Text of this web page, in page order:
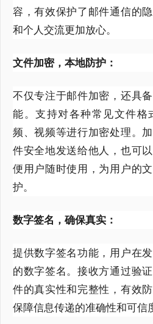
容，有效保护了邮件通信的
和个人交流更加放心。
文件加密，本地防护：
不仅专注于邮件加密，还具
能。支持对各种常见文件格
频、视频等进行加密处理。
件安全地发送给他人，也可
便用户随时使用，为用户的
护。
数字签名，确保真实：
提供数字签名功能，用户在
的数字签名。接收方通过验
件的真实性和完整性，有效
保障信息传递的准确性和可信